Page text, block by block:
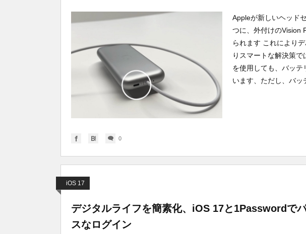
Appleが新しいヘッド
つに、外付けのVision
られます これにより
りスマートな解決策
を使用しても、バッ
います、ただし、バッ
0
iOS 17
デジタルライフを簡素化、iOS 17と1Passwordで
スなログイン